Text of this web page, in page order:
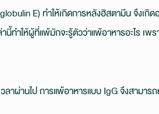
E) ทำให้เกิดการหลังฮิสตามีน จึงเกิด
ำให้ผู้ที่แพ้มักจะรู้ตัวว่าแพ้อาหารอะไร เพร
าผ่านไป การแพ้อาหารแบบ IgG จึงสามาร